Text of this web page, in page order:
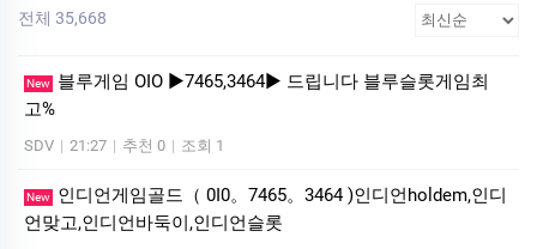
전체 35,668
New
블루게임 OIO ▶7465,3464▶ 드립니다 블루슬롯게임최
고%
SDV | 21:27 | 추천 0 | 조회 1
New
인디언게임골드（ 0I0。7465。3464 )인디언holdem,인디
언맞고,인디언바둑이,인디언슬롯